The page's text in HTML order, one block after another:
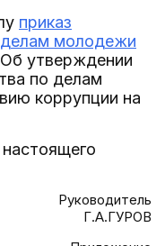
приказ
делам молодежи
утверждении
по делам
коррупции на
Руководитель
Г.А.ГУРОВ